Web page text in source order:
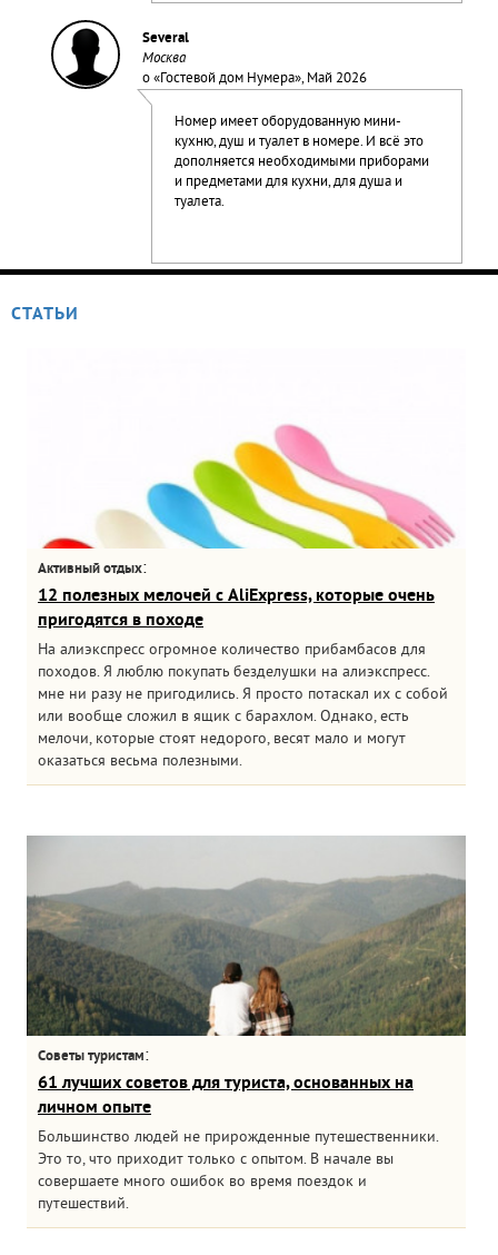
Several
Москва
о «Гостевой дом Нумера», Май 2026
Номер имеет оборудованную мини-
кухню, душ и туалет в номере. И всё это
дополняется необходимыми приборами
и предметами для кухни, для душа и
туалета.
СТАТЬИ
Активный отдых:
12 полезных мелочей с AliExpress, которые очень
пригодятся в походе
На алиэкспресс огромное количество прибамбасов для
походов. Я люблю покупать безделушки на алиэкспресс.
мне ни разу не пригодились. Я просто потаскал их с собой
или вообще сложил в ящик с барахлом. Однако, есть
мелочи, которые стоят недорого, весят мало и могут
оказаться весьма полезными.
Советы туристам:
61 лучших советов для туриста, основанных на
личном опыте
Большинство людей не прирожденные путешественники.
Это то, что приходит только с опытом. В начале вы
совершаете много ошибок во время поездок и
путешествий.